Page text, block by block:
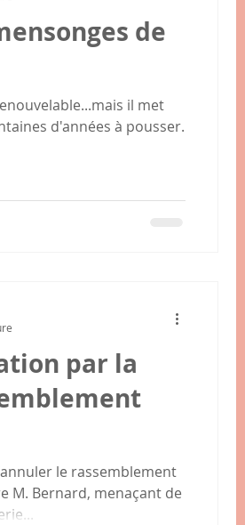
de
il met
d'années à pousser.
par la
le rassemblement
M. Bernard, menaçant de